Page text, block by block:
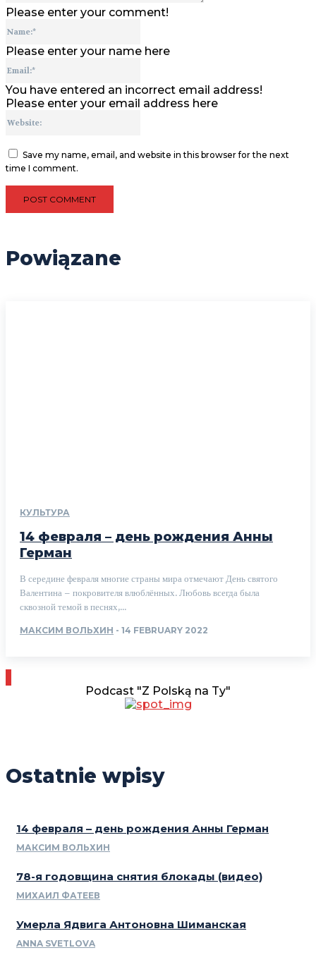
Please enter your comment!
Please enter your name here
You have entered an incorrect email address!
Please enter your email address here
Save my name, email, and website in this browser for the next
time I comment.
Powiązane
КУЛЬТУРА
14 февраля – день рождения Анны
Герман
В середине февраля многие страны мира отмечают День святого
Валентина – покровителя влюблённых. Любовь всегда была
сквозной темой в песнях,...
МАКСИМ ВОЛЬХИН - 14 FEBRUARY 2022
Podcast "Z Polską na Ty"
Ostatnie wpisy
14 февраля – день рождения Анны Герман
МАКСИМ ВОЛЬХИН
78-я годовщина снятия блокады (видео)
МИХАИЛ ФАТЕЕВ
Умерла Ядвига Антоновна Шиманская
ANNA SVETLOVA